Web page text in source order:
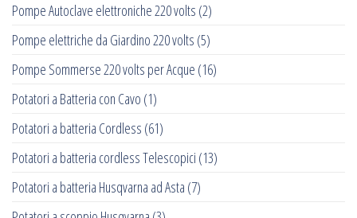
Pompe Autoclave elettroniche 220 volts (2)
Pompe elettriche da Giardino 220 volts (5)
Pompe Sommerse 220 volts per Acque (16)
Potatori a Batteria con Cavo (1)
Potatori a batteria Cordless (61)
Potatori a batteria cordless Telescopici (13)
Potatori a batteria Husqvarna ad Asta (7)